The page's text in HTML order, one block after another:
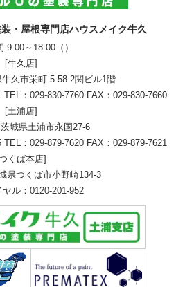
・屋根専門店ハウスメイク牛久
9:00～18:00（）
[牛久店]
久市栄町 5-58-2関ビル1階
TEL： 029-830-7760FAX：029-830-7660
[土浦店]
城県土浦市永国27-6
TEL： 029-879-7620FAX：029-879-7621
くば本店]
県つくば市小野崎134-3
ル： 0120-201-952